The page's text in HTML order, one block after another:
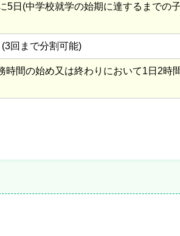
5日(中学校就学の始期に達するまでの
回まで分割可能)
間の始め又は終わりにおいて1日2時